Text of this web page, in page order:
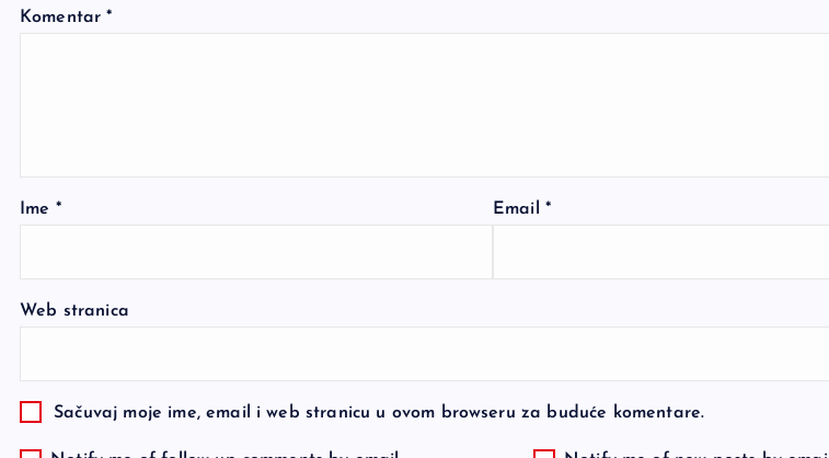
Komentar*
Ime * Email *
Web stranica
Sačuvaj moje ime, email i web stranicu u ovom browseru za buduće komentare.